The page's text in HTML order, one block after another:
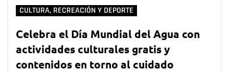
CULTURA, RECREACIÓN Y DEPORTE
Celebra el Día Mundial del Agua con
actividades culturales gratis y
contenidos en torno al cuidado